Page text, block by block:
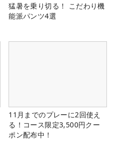
猛暑を乗り切る！ こだわり機
能派パンツ4選
11月までのプレーに2回使え
る！コース限定3,500円クー
ポン配布中！